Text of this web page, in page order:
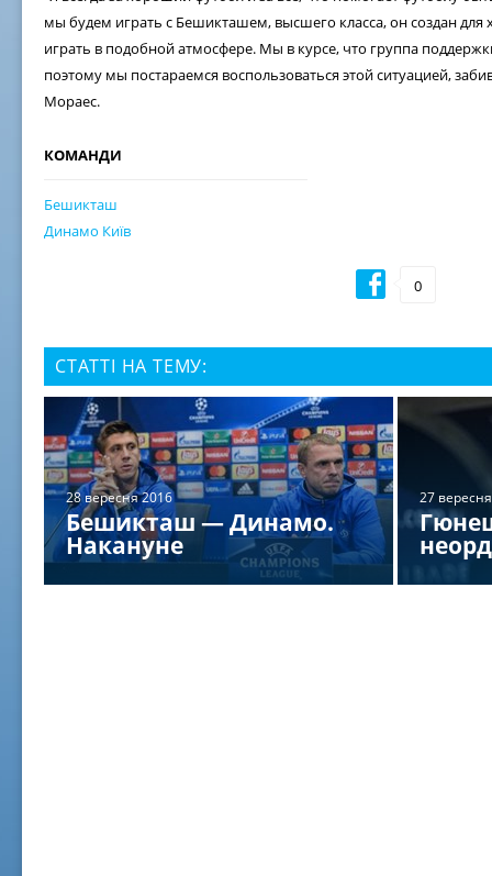
мы будем играть с Бешикташем, высшего класса, он создан
играть в подобной атмосфере. Мы в курсе, что группа
поэтому мы постараемся воспользоваться этой ситуацией,
Мораес.
КОМАНДИ
Бешикташ
Динамо Київ
0
СТАТТІ НА ТЕМУ:
28 вересня 2016
Бешикташ — Динамо.
Накануне
27